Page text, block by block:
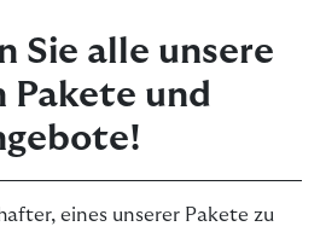
Sie alle unsere
Pakete und
eines unserer Pakete zu